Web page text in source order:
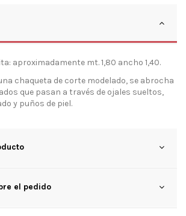
aproximadamente mt. 1,80 ancho 1,40.
chaqueta de corte modelado, se abrocha
que pasan a través de ojales sueltos,
y puños de piel.
el pedido